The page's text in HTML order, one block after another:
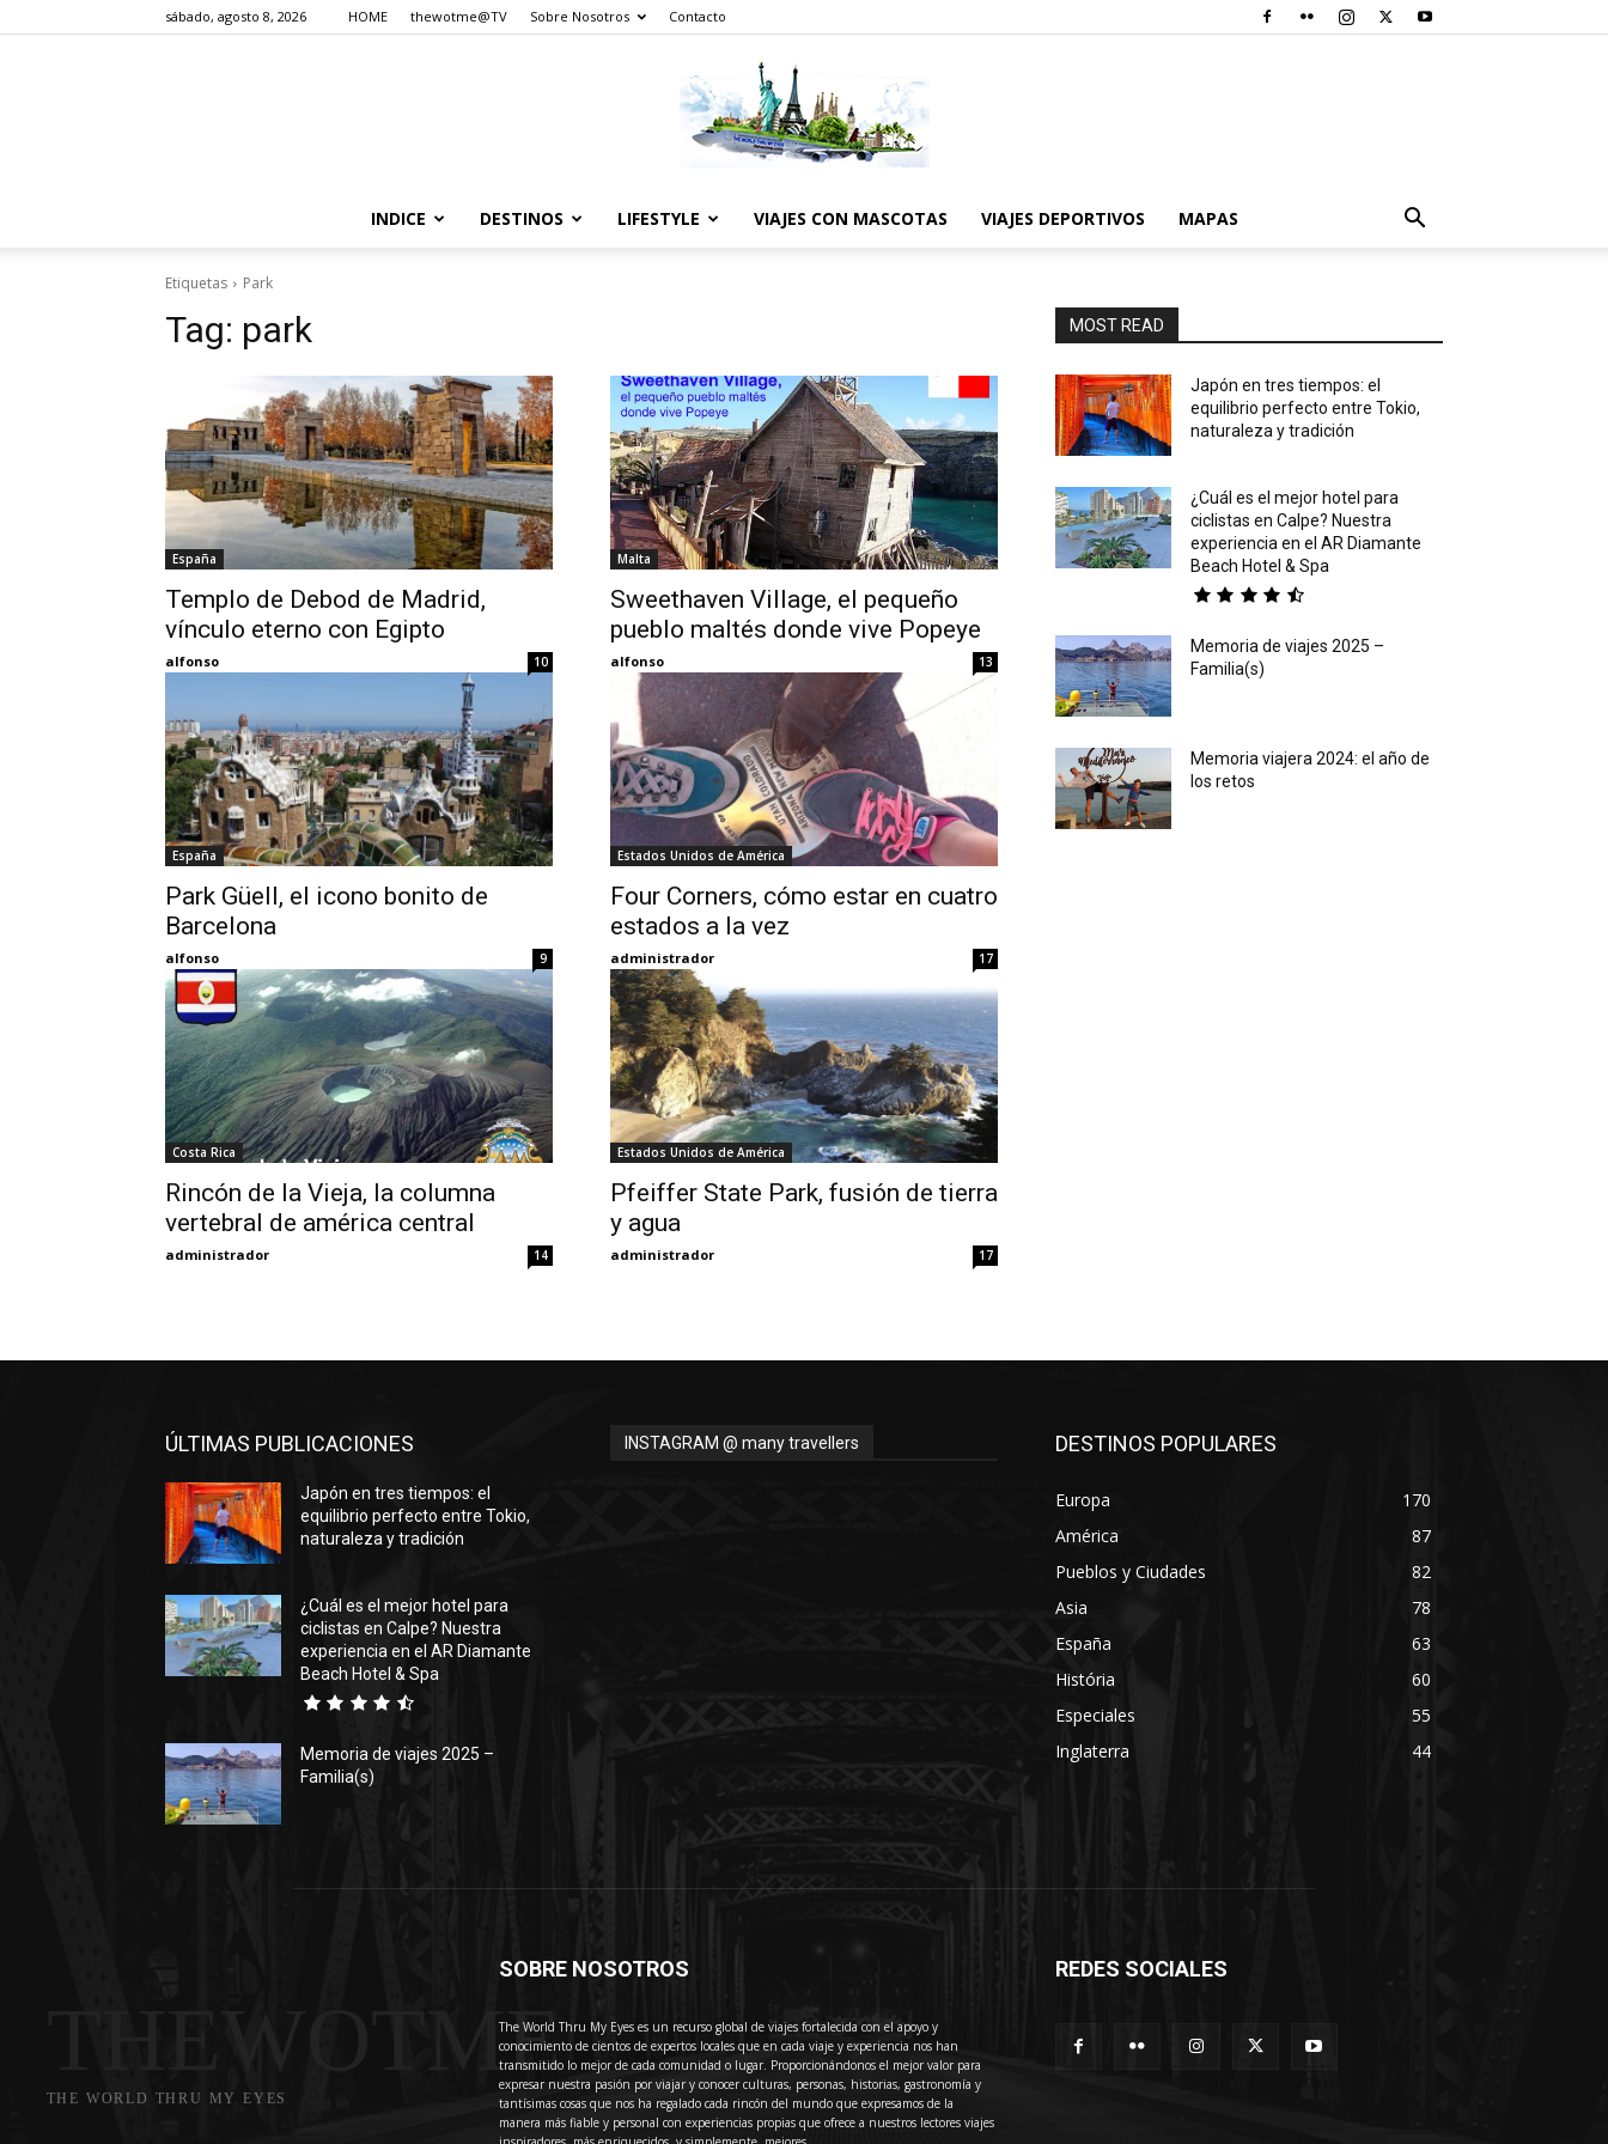
sábado, agosto 8, 2026 HOME thewotme@TV Sobre Nosotros Contacto
World
Thru
Eyes
INDICE DESTINOS LIFESTYLE VIAJES CON MASCOTAS VIAJES DEPORTIVOS MAPAS
Etiquetas Park
Tag: park
España
Templo de Debod de Madrid,
vínculo eterno con Egipto
alfonso 10
Malta
Sweethaven Village, el pequeño
pueblo maltés donde vive Popeye
alfonso 13
España
Park Güell, el icono bonito de
Barcelona
alfonso 9
Estados Unidos de América
Four Corners, cómo estar en cuatro
estados a la vez
administrador 17
Costa Rica
Rincón de la Vieja, la columna
vertebral de américa central
administrador 14
Estados Unidos de América
Pfeiffer State Park, fusión de tierra
y agua
administrador 17
MOST READ
Japón en tres tiempos: el
equilibrio perfecto entre Tokio,
naturaleza y tradición
¿Cuál es el mejor hotel para
ciclistas en Calpe? Nuestra
experiencia en el AR Diamante
Beach Hotel & Spa
Memoria de viajes 2025 –
Familia(s)
Memoria viajera 2024: el año de
los retos
ÚLTIMAS PUBLICACIONES
Japón en tres tiempos: el
equilibrio perfecto entre Tokio,
naturaleza y tradición
¿Cuál es el mejor hotel para
ciclistas en Calpe? Nuestra
experiencia en el AR Diamante
Beach Hotel & Spa
Memoria de viajes 2025 –
Familia(s)
INSTAGRAM @ many travellers DESTINOS POPULARES
Europa
170
América
87
Pueblos y Ciudades
82
Asia
78
España
63
História
60
Especiales
55
Inglaterra
44
THEWOTME
THE WORLD THRU MY EYES
SOBRE NOSOTROS
The World Thru My Eyes es un recurso global de viajes fortalecida con el apoyo y
conocimiento de cientos de expertos locales que en cada viaje y experiencia nos han
transmitido lo mejor de cada comunidad o lugar. Proporcionándonos el mejor valor para
expresar nuestra pasión por viajar y conocer culturas, personas, historias, gastronomía y
tantísimas cosas que nos ha regalado cada rincón del mundo que expresamos de la
manera más fiable y personal con experiencias propias que ofrece a nuestros lectores viajes
REDES SOCIALES